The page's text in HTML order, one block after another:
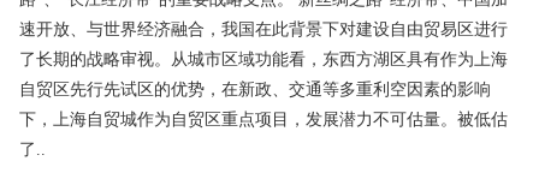
速开放、与世界经济融合，我国在此背景下对建设自由贸易区进行
了长期的战略审视。从城市区域功能看，东西方湖区具有作为上海
自贸区先行先试区的优势，在新政、交通等多重利空因素的影响
下，上海自贸城作为自贸区重点项目，发展潜力不可估量。被低估
了..